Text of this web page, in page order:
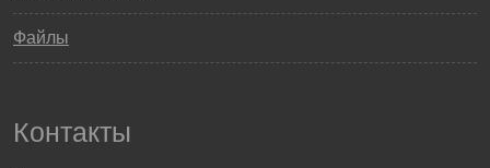
Файлы
Контакты